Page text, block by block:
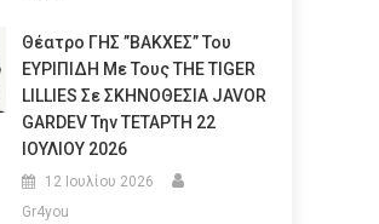
Θέατρο ΓΗΣ ”ΒΑΚΧΕΣ” Του
ΕΥΡΙΠΙΔΗ Με Τους THE TIGER
LILLIES Σε ΣΚΗΝΟΘΕΣΙΑ JAVOR
GARDEV Την ΤΕΤΑΡΤΗ 22
ΙΟΥΛΙΟΥ 2026
12 Ιουλίου 2026
Gr4you